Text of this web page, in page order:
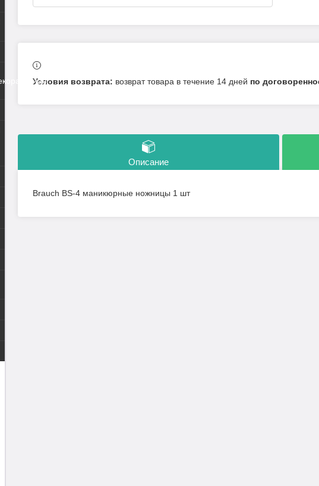
возврат товара в течение 14 дней по
Описание
Brauch BS-4 маникюрные ножницы 1 шт